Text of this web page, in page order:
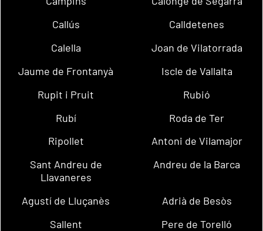
Callús
Calldetenes
Calella
Joan de Vilatorrada
Jaume de Frontanyà
Iscle de Vallalta
Rupit i Pruit
Rubió
Rubí
Roda de Ter
Ripollet
Antoni de Vilamajor
Sant Andreu de
Llavaneres
Andreu de la Barca
Agustí de Lluçanès
Adrià de Besòs
Sallent
Pere de Torelló